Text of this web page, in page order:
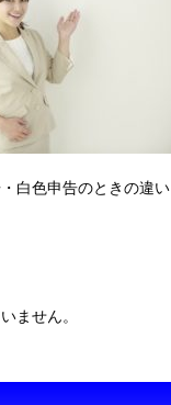
白色申告のときの違い
ません。